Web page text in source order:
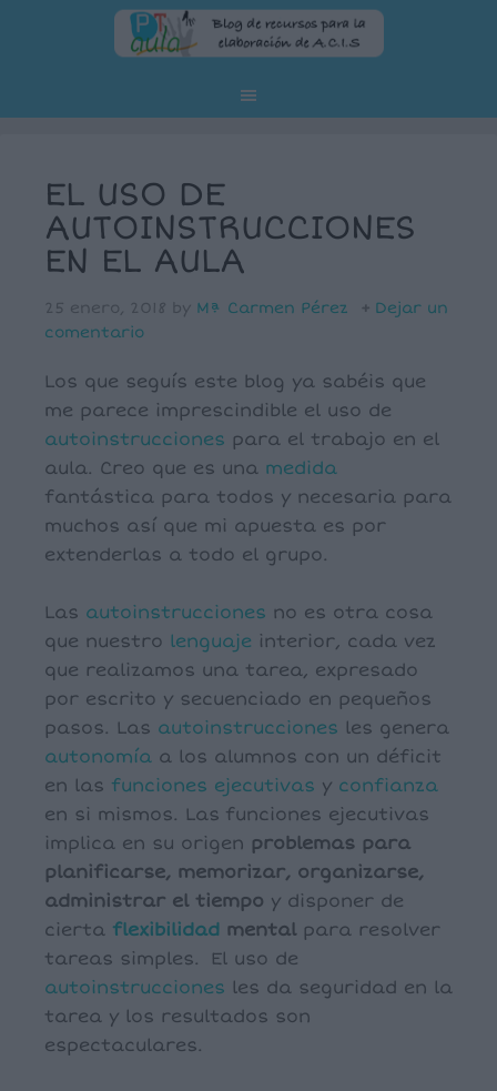
EL USO DE
AUTOINSTRUCCIONES
EN EL AULA
25 enero, 2018 by Mª Carmen Pérez
Dejar un
comentario
Los que seguís este blog ya sabéis que
me parece imprescindible el uso de
autoinstrucciones para el trabajo en el
aula. Creo que es una medida
fantástica para todos y necesaria para
muchos así que mi apuesta es por
extenderlas a todo el grupo.
Las autoinstrucciones no es otra cosa
que nuestro lenguaje interior, cada vez
que realizamos una tarea, expresado
por escrito y secuenciado en pequeños
pasos. Las autoinstrucciones les genera
autonomía a los alumnos con un déficit
en las funciones ejecutivas y confianza
en si mismos. Las funciones ejecutivas
implica en su origen problemas para
planificarse, memorizar, organizarse,
administrar el tiempo y disponer de
cierta flexibilidad mentalpara resolver
tareas simples. El uso de
autoinstrucciones les da seguridad en la
tarea y los resultados son
espectaculares.